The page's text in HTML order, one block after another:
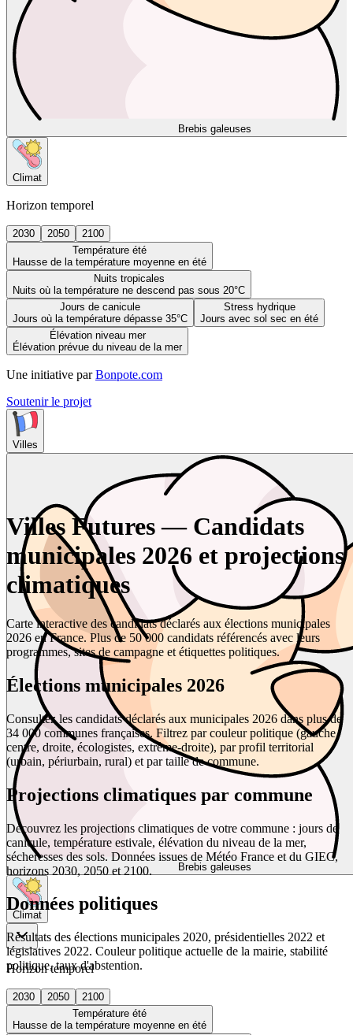
Brebis galeuses
Climat
Horizon temporel
2030 2050
2100
Température été
Hausse de la température moyenne en été
Nuits tropicales
Nuits où la température ne descend pas sous 20°C
Jours de canicule
Jours où la température dépasse 35°C
Stress hydrique
Jours avec sol sec en été
Élévation niveau mer
Élévation prévue du niveau de la mer
Une initiative par Bonpote.com
Soutenir le projet
Villes
Brebis galeuses
Climat
Horizon temporel
2030 2050
2100
Température été
Hausse de la température moyenne en été
Villes Futures — Candidats
municipales 2026 et projections
climatiques
Carte interactive des candidats déclarés aux élections municipales
2026 en France. Plus de 50 000 candidats référencés avec leurs
programmes, sites de campagne et étiquettes politiques.
Élections municipales 2026
Consultez les candidats déclarés aux municipales 2026 dans plus de
34 000 communes françaises. Filtrez par couleur politique (gauche,
centre, droite, écologistes, extrême-droite), par profil territorial
(urbain, périurbain, rural) et par taille de commune.
Projections climatiques par commune
Découvrez les projections climatiques de votre commune : jours de
canicule, température estivale, élévation du niveau de la mer,
sécheresses des sols. Données issues de Météo France et du GIEC,
horizons 2030, 2050 et 2100.
Données politiques
Résultats des élections municipales 2020, présidentielles 2022 et
législatives 2022. Couleur politique actuelle de la mairie, stabilité
politique, taux d'abstention.